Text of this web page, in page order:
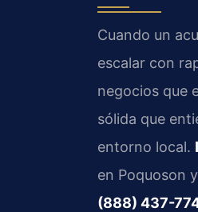
Cuando un
escalar con
negocios que
sólida que
entorno local.
en Poquoson
(888) 437-